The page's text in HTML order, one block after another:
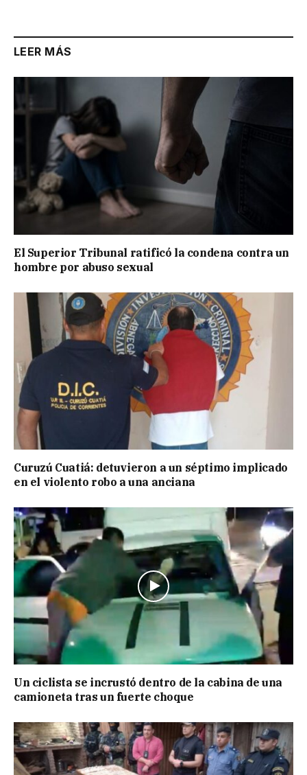
LEER MÁS
El Superior Tribunal ratificó la condena contra un
hombre por abuso sexual
Curuzú Cuatiá: detuvieron a un séptimo implicado
en el violento robo a una anciana
Un ciclista se incrustó dentro de la cabina de una
camioneta tras un fuerte choque